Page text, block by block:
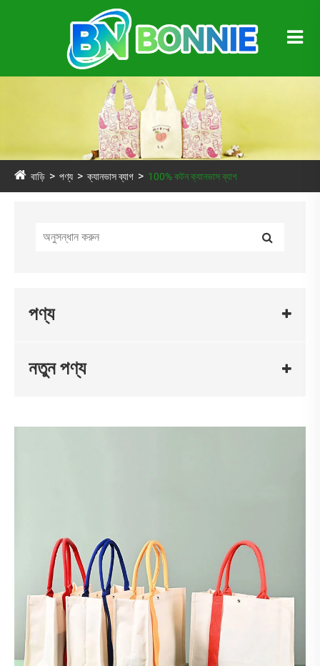
বাড়ি পণ্য ক্যানভাস ব্যাগ 100% কটন ক্যানভাস ব্যাগ
পণ্য
নতুন পণ্য